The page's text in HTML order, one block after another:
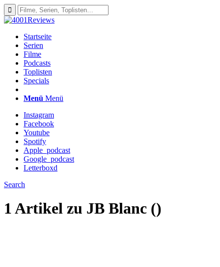
Startseite
Serien
Filme
Podcasts
Toplisten
Specials
Menü Menü
Instagram
Facebook
Youtube
Spotify
Apple_podcast
Google_podcast
Letterboxd
Search
1 Artikel zu JB Blanc ()